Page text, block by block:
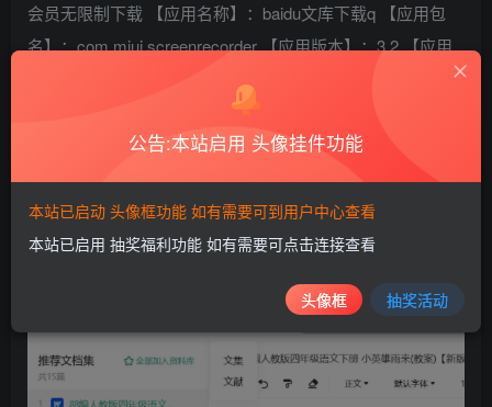
会员无限制下载 【应用名称】：baidu文库下载q 【应用包
名】：com.miui.screenrecorder 【应用版本】：3.2 【应用
大小】：26.0MB 【适用平台】：win 【官方介绍】：通过对
baidu文库文章地址解析，无限制下载所有会员文章，且自动
公告:本站启用 头像挂件功能
本站已启动 头像框功能 如有需要可到用户中心查看
本站已启用 抽奖福利功能 如有需要可点击连接查看
头像框 抽奖活动